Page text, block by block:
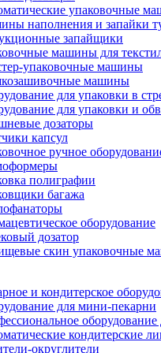
упаковочные
наполнения и запайки
запайщики
машины для
упаковочные машины
машины
для упаковки в
для упаковки и
дозаторы
капсул
ручное
полиграфии
багажа
оборудование
дозатор
скин упаковочные
и кондитерское
для мини-пекарни
оборудование
кондитерские
округлители